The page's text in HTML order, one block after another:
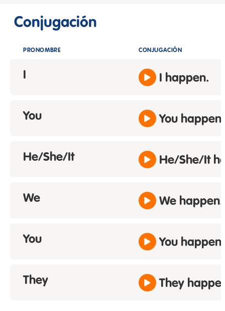
Conjugación
PRONOMBRE CONJUGACIÓN
I I happen.
You You happen.
He/She/It He/She/It
We We happen.
You You happen.
They They